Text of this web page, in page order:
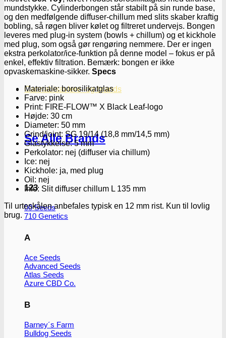
Cannabisavlere -og brands
Se Alle Brands
123
00 Seeds
710 Genetics
A
Ace Seeds
Advanced Seeds
Atlas Seeds
Azure CBD Co.
B
Barney´s Farm
Bulldog Seeds
mundstykke. Cylinderbongen står stabilt på sin runde base,
og den medfølgende diffuser-chillum med slits skaber kraftig
bobling, så røgen bliver kølet og filtreret undervejs. Bongen
leveres med plug-in system (bowls + chillum) og et kickhole
med plug, som også gør rengøring nemmere. Der er ingen
ekstra perkolator/ice-funktion på denne model – fokus er på
enkel, effektiv filtration. Bemærk: bongen er ikke
opvaskemaskine-sikker. Specs
Materiale: borosilikatglas
Farve: pink
Print: FIRE-FLOW™ X Black Leaf-logo
Højde: 30 cm
Diameter: 50 mm
Grind/joint: SG 19/14 (18,8 mm/14,5 mm)
Glastykkelse: 5 mm
Perkolator: nej (diffuser via chillum)
Ice: nej
Kickhole: ja, med plug
Oil: nej
Info: Slit diffuser chillum L 135 mm
Til urteskålen anbefales typisk en 12 mm rist. Kun til lovlig
brug.